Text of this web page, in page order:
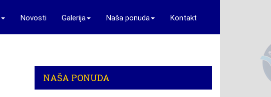
Novosti Galerija Naša ponuda Kontakt
NAŠA PONUDA